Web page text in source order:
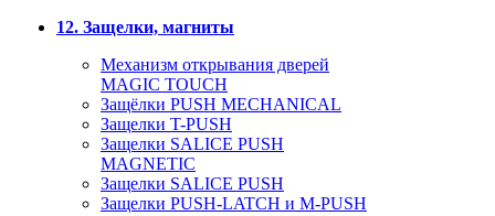
12. Защелки, магниты
Механизм открывания дверей
MAGIC TOUCH
Защёлки PUSH MECHANICAL
Защелки T-PUSH
Защелки SALICE PUSH
MAGNETIC
Защелки SALICE PUSH
Защелки PUSH-LATCH и M-PUSH